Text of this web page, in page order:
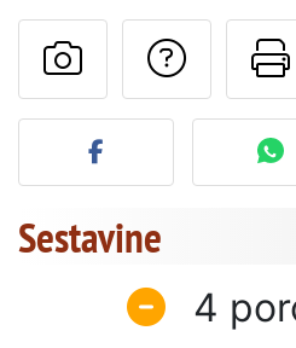
Objavite
Sestavine
4